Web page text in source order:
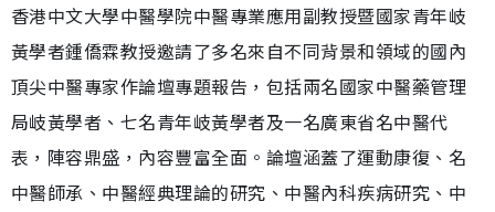
香港中文大學中醫學院中醫專業應用副教授暨國家青年岐
黃學者鍾僑霖教授邀請了多名來自不同背景和領域的國內
頂尖中醫專家作論壇專題報告，包括兩名國家中醫藥管理
局岐黃學者、七名青年岐黃學者及一名廣東省名中醫代
表，陣容鼎盛，內容豐富全面。論壇涵蓋了運動康復、名
中醫師承、中醫經典理論的研究、中醫內科疾病研究、中